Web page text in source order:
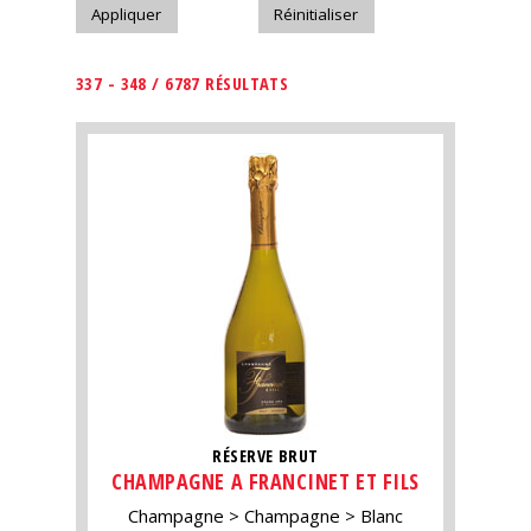
337 - 348 / 6787 RÉSULTATS
RÉSERVE BRUT
CHAMPAGNE A FRANCINET ET FILS
Champagne Champagne Blanc